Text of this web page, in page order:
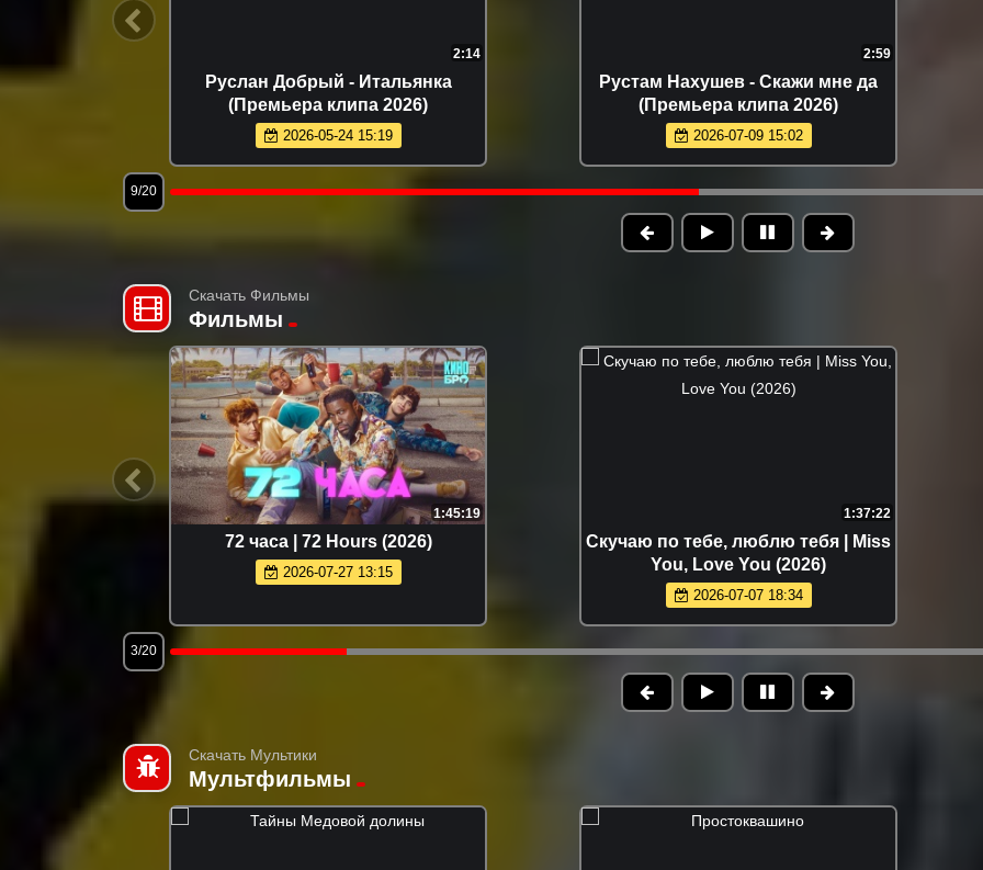
мне да
Tural Everest - Без слов (Премьера
клипа 2026)
2026-07-14 16:02
ARTEE - Моя красивая (Премьера
клипа 2026)
2026-06-04 09:59
12/20
Скачать Фильмы
Фильмы
1:45:19
72 часа | 72 Hours (2026)
2026-07-27 13:15
1:37:22
Скучаю по тебе, люблю тебя | Miss
You, Love You (2026)
2026-07-07 18:34
3/20
Скачать Мультики
Мультфильмы